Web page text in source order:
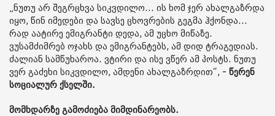
„ნუთუ არ შეგრცხვა სიკვდილო... ის ხომ ჯერ ახალგაზრდა
იყო, წინ იმედები და სავსე ცხოვრების გეგმა ჰქონდა...
რად აატირე ემიგრანტი დედა, ამ უცხო მიწაზე.
ვუსამძიმრებ ოჯახს და ემიგრანტებს, ამ დიდ ტრაგედიას.
ძალიან სამწუხაროა. ვტირი და ისე ვწერ ამ პოსტს. ნუთუ
ვერ გაძეხი სიკვდილო, ამდენი ახალგაზრდით“, - წერენ
სოციალურ ქსელში.
მომხდარზე გამოძიება მიმდინარეობს.